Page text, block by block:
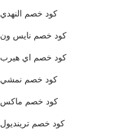
كود خصم النهدي
كود خصم نايس ون
كود خصم اي هيرب
كود خصم نمشي
كود خصم ماكس
كود خصم ترينديول